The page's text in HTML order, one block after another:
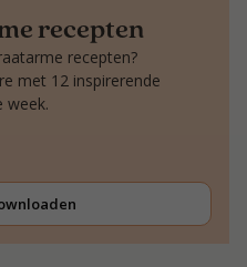
recepten
recepten?
met 12 inspirerende
week.